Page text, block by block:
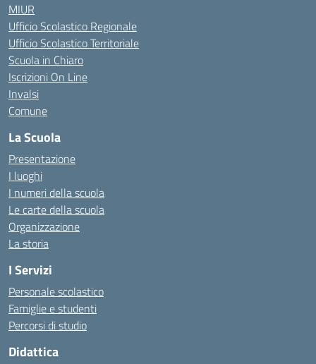
MIUR
Ufficio Scolastico Regionale
Ufficio Scolastico Territoriale
Scuola in Chiaro
Iscrizioni On Line
Invalsi
Comune
La Scuola
Presentazione
I luoghi
I numeri della scuola
Le carte della scuola
Organizzazione
La storia
I Servizi
Personale scolastico
Famiglie e studenti
Percorsi di studio
Didattica